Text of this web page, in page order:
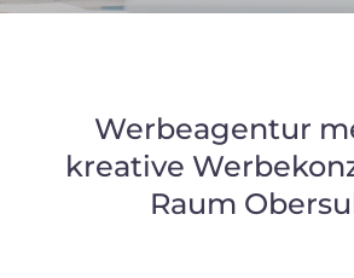
Werbeagentur
kreative
Raum